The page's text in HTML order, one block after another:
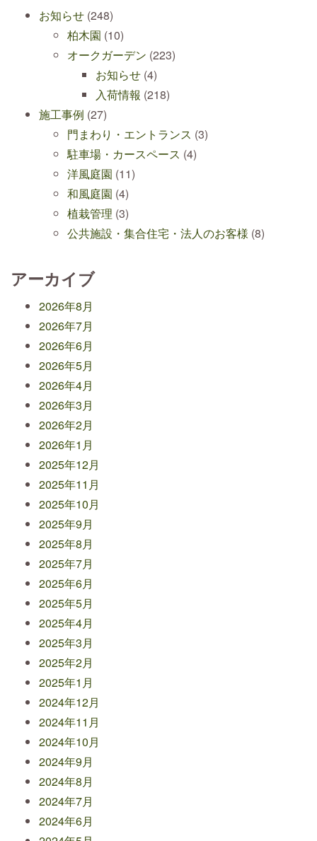
お知らせ (248)
柏木園 (10)
オークガーデン (223)
お知らせ (4)
入荷情報 (218)
施工事例 (27)
門まわり・エントランス (3)
駐車場・カースペース (4)
洋風庭園 (11)
和風庭園 (4)
植栽管理 (3)
公共施設・集合住宅・法人のお客様 (8)
アーカイブ
2026年8月
2026年7月
2026年6月
2026年5月
2026年4月
2026年3月
2026年2月
2026年1月
2025年12月
2025年11月
2025年10月
2025年9月
2025年8月
2025年7月
2025年6月
2025年5月
2025年4月
2025年3月
2025年2月
2025年1月
2024年12月
2024年11月
2024年10月
2024年9月
2024年8月
2024年7月
2024年6月